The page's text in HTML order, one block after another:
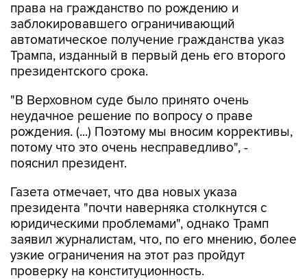
права на гражданство по рождению и
заблокировавшего ограничивающий
автоматическое получение гражданства указ
Трампа, изданный в первый день его второго
президентского срока.
"В Верховном суде было принято очень
неудачное решение по вопросу о праве
рождения. (...) Поэтому мы вносим коррективы,
потому что это очень несправедливо", -
пояснил президент.
Газета отмечает, что два новых указа
президента "почти наверняка столкнутся с
юридическими проблемами", однако Трамп
заявил журналистам, что, по его мнению, более
узкие ограничения на этот раз пройдут
проверку на конституционность.